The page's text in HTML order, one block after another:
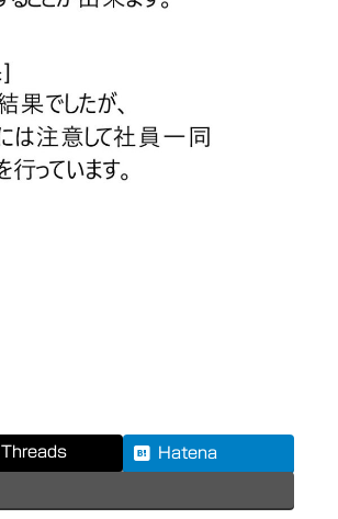
Threads Hatena